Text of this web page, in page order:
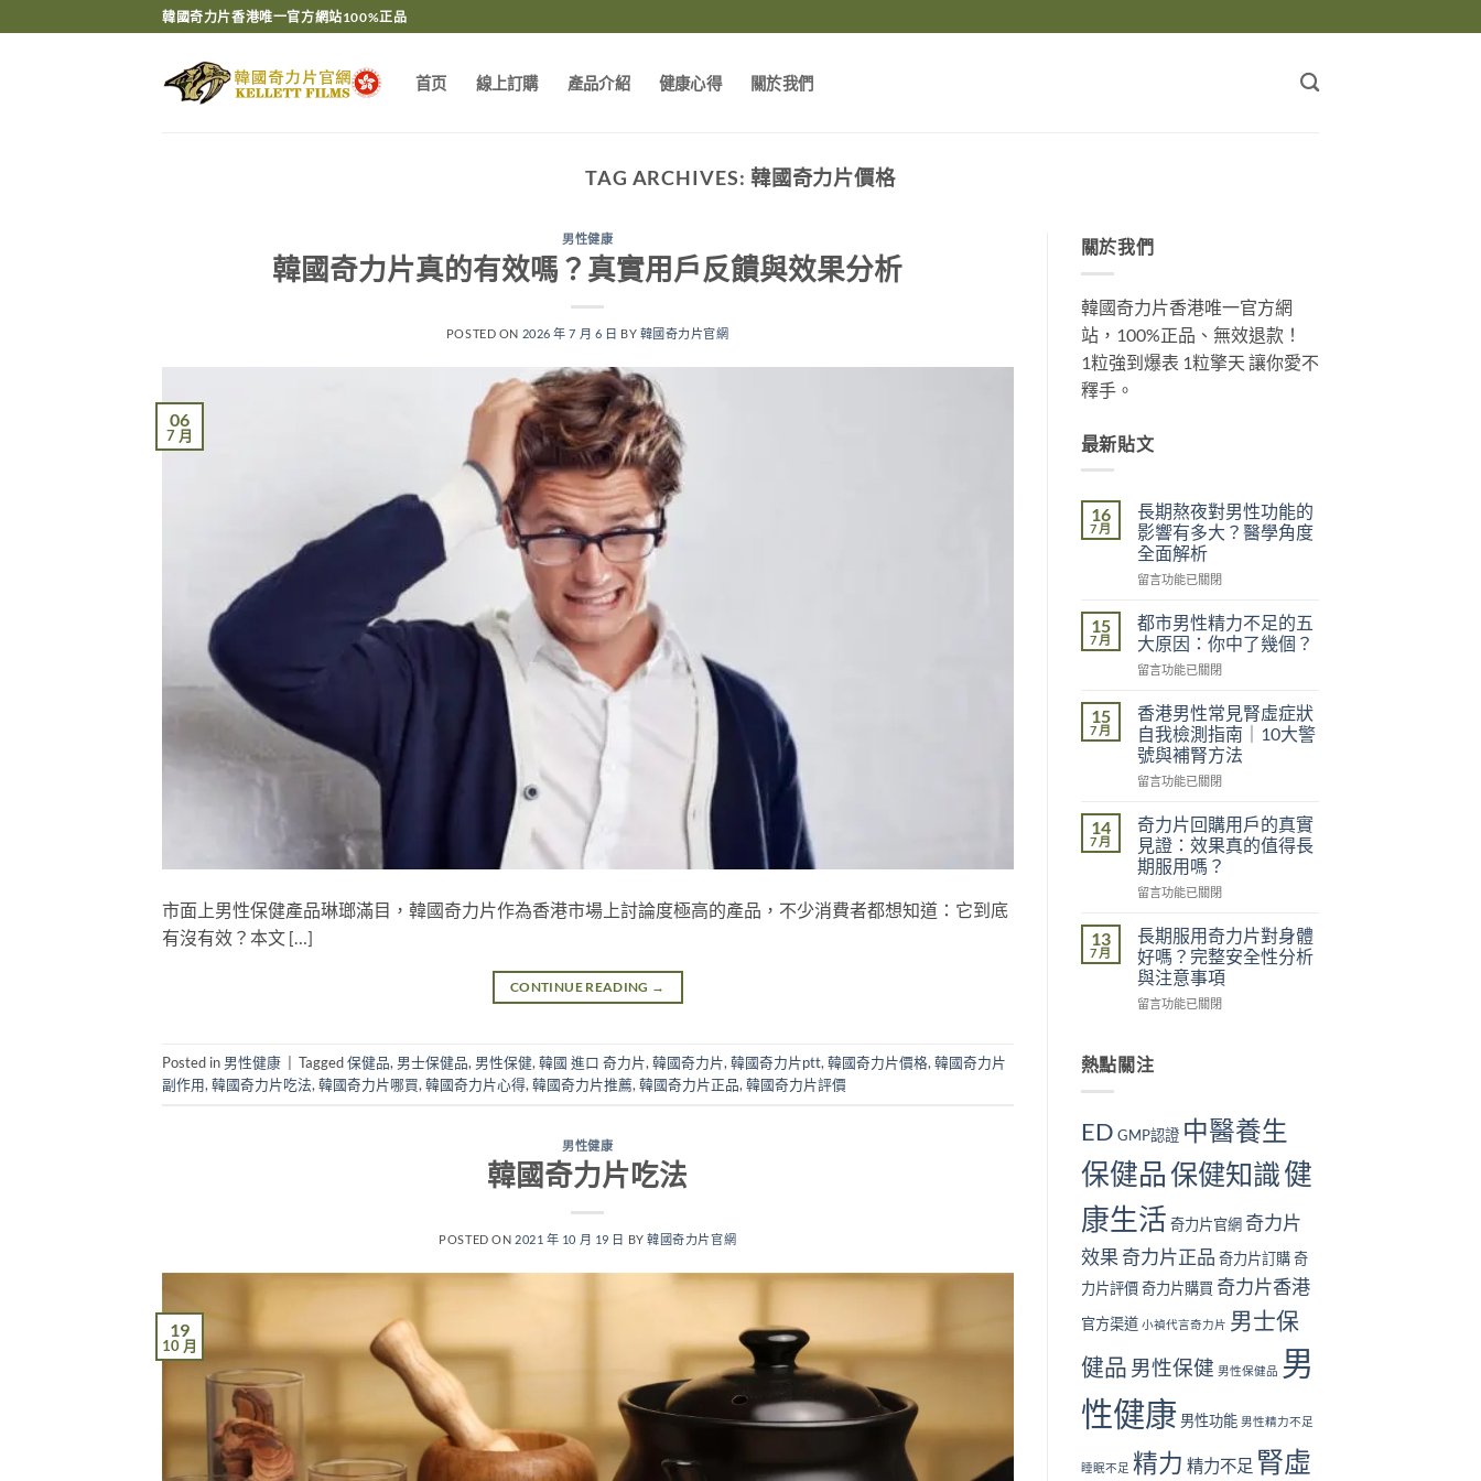
to
韓國奇力片香港唯一官方網站100%正品
首页 線上訂購 產品介紹 健康心得 關於我們
TAG ARCHIVES: 韓國奇力片價格
男性健康
韓國奇力片真的有效嗎？真實用戶反饋與效果分析
POSTED ON 2026 年 7 月 6 日 BY 韓國奇力片官網
06
7 月
市面上男性保健產品琳瑯滿目，韓國奇力片作為香港市場上討論度極高的產品，不少消費者都想知道：它到底
有沒有效？本文 […]
CONTINUE READING →
Posted in 男性健康 Tagged保健品, 男士保健品, 男性保健, 韓國 進口 奇力片, 韓國奇力片, 韓國奇力片ptt, 韓國奇力片價格, 韓國奇力片
副作用, 韓國奇力片吃法, 韓國奇力片哪買, 韓國奇力片心得, 韓國奇力片推薦, 韓國奇力片正品, 韓國奇力片評價
男性健康
韓國奇力片吃法
POSTED ON 2021 年 10 月 19 日 BY韓國奇力片官網
19
10 月
關於我們
韓國奇力片香港唯一官方網
站，100%正品、無效退款！
1粒強到爆表 1粒擎天 讓你愛不
釋手。
最新貼文
16
7 月
長期熬夜對男性功能的
影響有多大？醫學角度
全面解析
在
期
熬
夜
對
性
功
能
的
影
有
多
大？
醫
學
度
全
面
解
析〉
留言功能已關閉
15
7 月
都市男性精力不足的五
大原因：你中了幾個？
在
市
男
性
精
力
足
的
五
大
原
你
中
了
幾
個？〉
留言功能已關閉
15
7 月
香港男性常見腎虛症狀
自我檢測指南｜10大警
號與補腎方法
在
港
男
性
常
見
虛
症
狀
自
我
指
大
號
與
補
腎
方
法〉
中
留言功能已關閉
14
7 月
奇力片回購用戶的真實
見證：效果真的值得長
期服用嗎？
在
力
片
回
購
用
真
效
真
的
值
得
長
期
服
嗎？〉
留言功能已關閉
13
7 月
長期服用奇力片對身體
好嗎？完整安全性分析
與注意事項
在
服
用
片
身
體
好
嗎？
完
整
安
性
析
與
注
意
事
項〉
中
留言功能已關閉
熱點關注
ED GMP認證 中醫養生
保健品保健知識健
康生活 奇力片官網 奇力片
效果 奇力片正品 奇力片訂購 奇
力片評價 奇力片購買 奇力片香港
官方渠道 小禎代言奇力片 男士保
健品 男性保健 男性保健品 男
性健康 男性功能 男性精力不足
睡眠不足 精力 精力不足 腎虛